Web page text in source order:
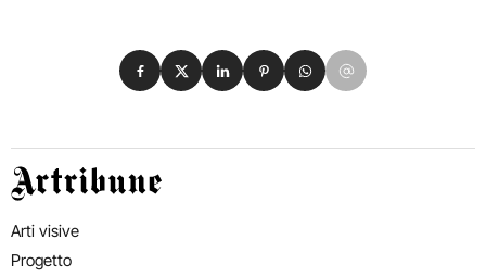
Condividi su Facebook
Condividi su X
Condividi su LinkedIn
Condividi su Pinterest
Condividi su WhatsApp
Condividi su Email
Artribune
Arti visive
Progetto